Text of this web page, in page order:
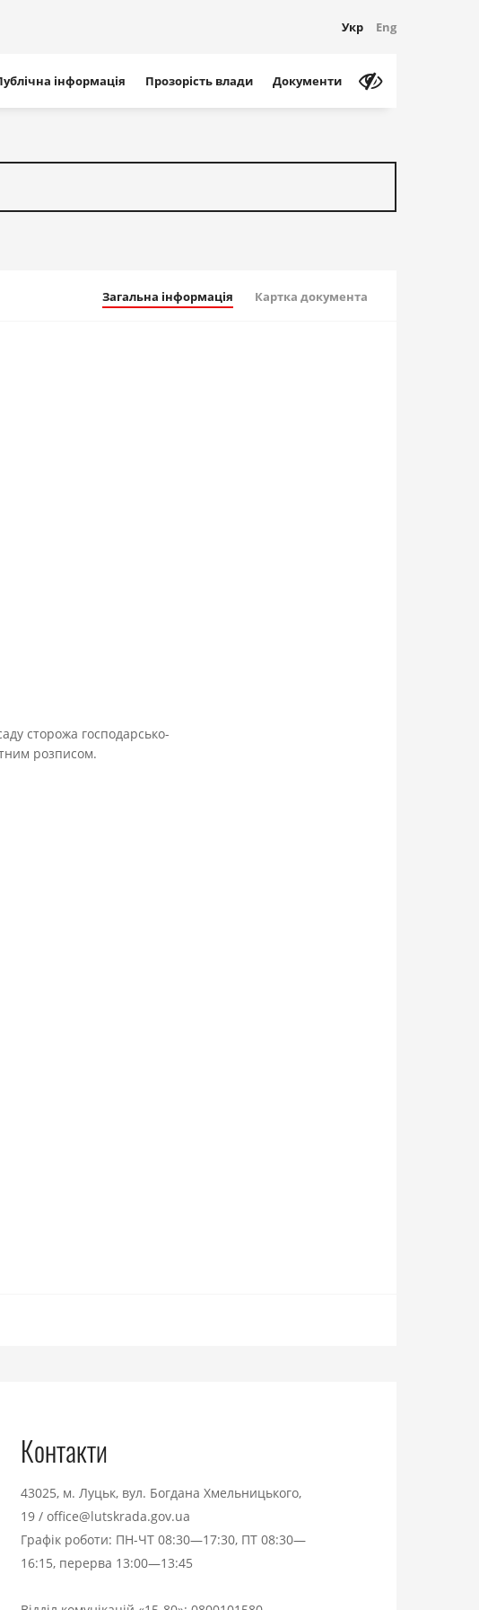
Укр Eng
інформація Прозорість влади Документи
Загальна інформація Картка документа
сторожа господарсько-
розписом.
Контакти
43025, м. Луцьк, вул. Богдана Хмельницького,
19 / office@lutskrada.gov.ua
Графік роботи: ПН-ЧТ 08:30—17:30, ПТ 08:30—
16:15, перерва 13:00—13:45